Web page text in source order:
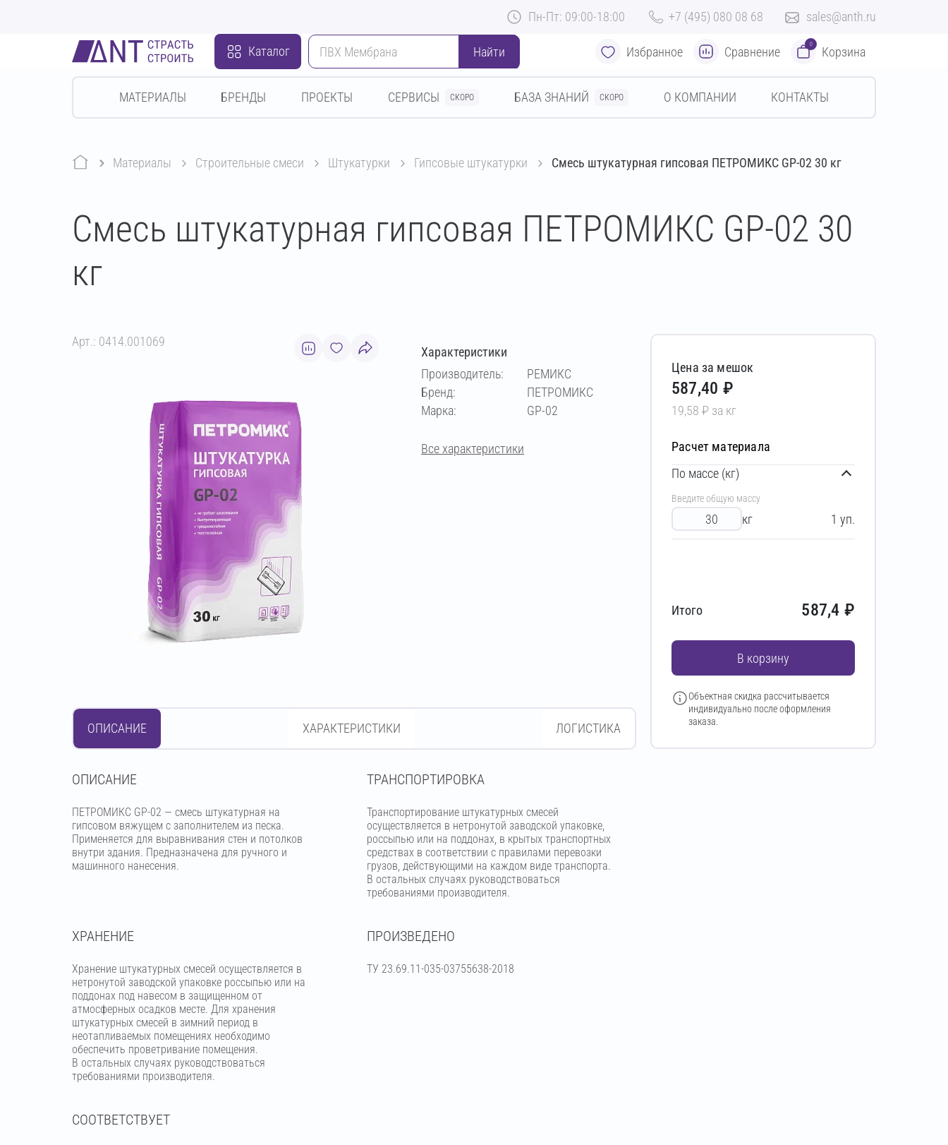
Пн-Пт: 09:00-18:00 +7 (495) 080 08 68 sales@anth.ru
Каталог Найти Избранное Сравнение
0
Корзина
МАТЕРИАЛЫ БРЕНДЫ ПРОЕКТЫ СЕРВИСЫ СКОРО БАЗА ЗНАНИЙ СКОРО О КОМПАНИИ КОНТАКТЫ
Материалы строительные смеси штукатурки гипсовые штукатурки Смесь штукатурная гипсовая ПЕТРОМИКС GP-02 30 кг
Смесь штукатурная гипсовая ПЕТРОМИКС GP-02 30
кг
Арт.: 0414.001069
Характеристики
Производитель:
РЕМИКС
Бренд:
ПЕТРОМИКС
Марка:
GP-02
Все характеристики
ОПИСАНИЕ ХАРАКТЕРИСТИКИ ЛОГИСТИКА
OПИСАНИЕ
ПЕТРОМИКС GP-02 — смесь штукатурная на
гипсовом вяжущем с заполнителем из песка.
Применяется для выравнивания стен и потолков
внутри здания. Предназначена для ручного и
машинного нанесения.
ТРАНСПОРТИРОВКА
Транспортирование штукатурных смесей
осуществляется в нетронутой заводской упаковке,
россыпью или на поддонах, в крытых транспортных
средствах в соответствии с правилами перевозки
грузов, действующими на каждом виде транспорта.
В остальных случаях руководствоваться
требованиями производителя.
ХРАНЕНИЕ
Хранение штукатурных смесей осуществляется в
нетронутой заводской упаковке россыпью или на
поддонах под навесом в защищенном от
атмосферных осадков месте. Для хранения
штукатурных смесей в зимний период в
неотапливаемых помещениях необходимо
обеспечить проветривание помещения.
В остальных случаях руководствоваться
требованиями производителя.
ПРОИЗВЕДЕНО
ТУ 23.69.11-035-03755638-2018
СООТВЕТСТВУЕТ
Цена за мешок
587,40 ₽
19,58 ₽ за кг
Расчет материала
По массе (кг)
Введите общую массу
кг 1 уп.
Итого 587,4 ₽
В корзину
Объектная скидка рассчитывается
индивидуально после оформления
заказа.